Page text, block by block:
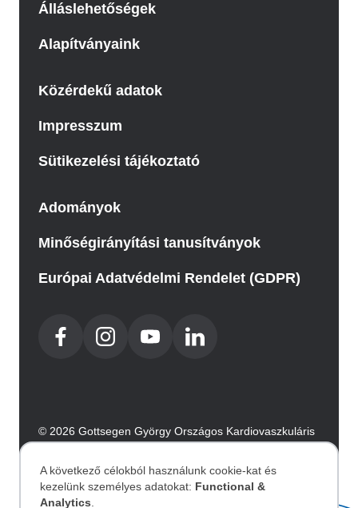
Álláslehetőségek
Alapítványaink
Közérdekű adatok
Impresszum
Sütikezelési tájékoztató
Adományok
Minőségirányítási tanusítványok
Európai Adatvédelmi Rendelet (GDPR)
© 2026 Gottsegen György Országos Kardiovaszkuláris
Intézet. Minden jog fenntartva.
A következő célokból használunk cookie-kat és
kezelünk személyes adatokat: Functional &
Analytics